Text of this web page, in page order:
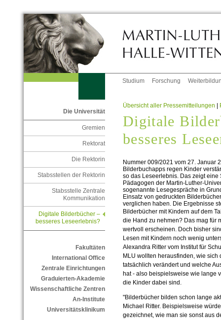
Studium Forschung
Die Universität
Gremien
Rektorat
Die Rektorin
Stabsstellen der Rektorin
Stabsstelle Zentrale
Kommunikation
Digitale Bilderbücher –
besseres Leseerlebnis?
Fakultäten
International Office
Zentrale Einrichtungen
Graduierten-Akademie
Wissenschaftliche Zentren
An-Institute
Universitätsklinikum
Übersicht aller Pressemitteilungen |
Digitale
besseres
Nummer 009/2021 vom 27. Januar
Bilderbuchapps regen Kinder
so das Leseerlebnis. Das zeigt
Pädagogen der Martin-Luther-
sogenannte Lesegespräche in
Einsatz von gedruckten
verglichen haben. Die Ergebnisse
Bilderbücher mit Kindern auf dem
die Hand zu nehmen? Das mag für
wertvoll erscheinen. Doch bisher
Lesen mit Kindern noch wenig
Alexandra Ritter vom Institut für
MLU wollten herausfinden, wie
tatsächlich verändert und welche
hat - also beispielsweise wie lange
die Kinder dabei sind.
"Bilderbücher bilden schon lange
Michael Ritter. Beispielsweise
gezeichnet, wie man sie sonst aus